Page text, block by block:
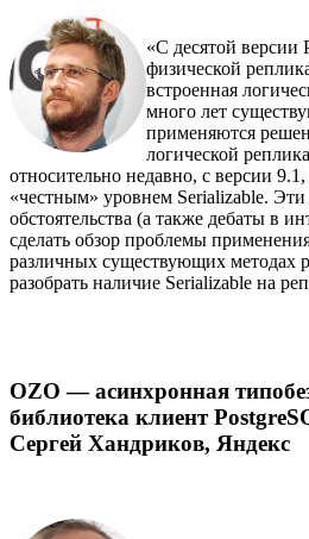
«С десятой версии
физической
встроенная
много лет
применяются
логической
относительно недавно, с версии
«честным» уровнем Serializable.
обстоятельства (а также дебаты в
сделать обзор проблемы
различных существующих методах
разобрать наличие Serializable на
OZO — асинхронная
библиотека клиент
Сергей Хандриков, Яндекс